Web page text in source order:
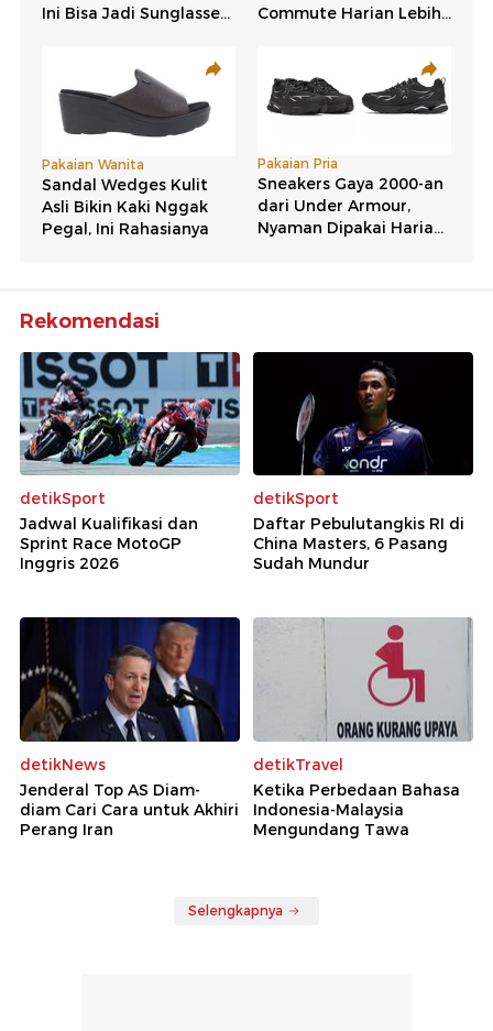
Rekomendasi
detikSport
Jadwal Kualifikasi dan
Sprint Race MotoGP
Inggris 2026
detikSport
Daftar Pebulutangkis RI di
China Masters, 6 Pasang
Sudah Mundur
detikNews
Jenderal Top AS Diam-
diam Cari Cara untuk Akhiri
Perang Iran
detikTravel
Ketika Perbedaan Bahasa
Indonesia-Malaysia
Mengundang Tawa
Selengkapnya